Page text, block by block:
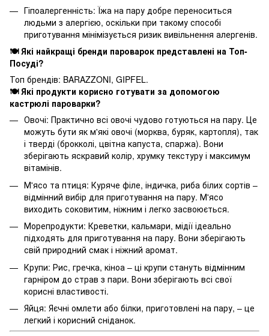
Гіпоалергенність: Їжа на пару добре переноситься
людьми з алергією, оскільки при такому способі
приготування мінімізується ризик вивільнення алергенів.
🍽️ Які найкращі бренди пароварок представлені на Топ-
Посуді?
Топ брендів: BARAZZONI, GIPFEL.
🍽️ Які продукти корисно готувати за допомогою
кастрюлі пароварки?
Овочі: Практично всі овочі чудово готуються на пару. Це
можуть бути як м'які овочі (морква, буряк, картопля), так
і тверді (брокколі, цвітна капуста, спаржа). Вони
зберігають яскравий колір, хрумку текстуру і максимум
вітамінів.
М'ясо та птиця: Куряче філе, індичка, риба білих сортів –
відмінний вибір для приготування на пару. М'ясо
виходить соковитим, ніжним і легко засвоюється.
Морепродукти: Креветки, кальмари, мідії ідеально
підходять для приготування на пару. Вони зберігають
свій природний смак і ніжний аромат.
Крупи: Рис, гречка, кіноа – ці крупи стануть відмінним
гарніром до страв з пари. Вони зберігають всі свої
корисні властивості.
Яйця: Яєчні омлети або білки, приготовлені на пару, – це
легкий і корисний сніданок.